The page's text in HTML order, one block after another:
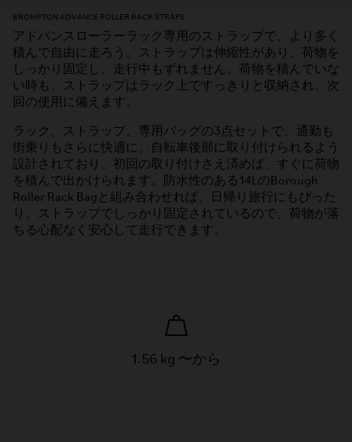
BROMPTON ADVANCE ROLLER RACK STRAPS
アドバンスローラーラック専用のストラップで、より多く
積んで自由に走ろう。ストラップは伸縮性があり、荷物を
しっかり固定し、走行中もずれません。荷物を積んでいな
い時も、ストラップはラック上ですっきりと収納され、次
回の使用に備えます。
ラック、ストラップ、専用バッグの3点セットで、通勤も
街乗りもさらに快適に。自転車後部に取り付けられるよう
設計されており、初回の取り付けさえ済めば、すぐに荷物
を積んで出かけられます。防水性のある14LのBorough
Roller Rack Bagと組み合わせれば、日帰り旅行にもぴった
り。ストラップでしっかり固定されているので、荷物が落
ちる心配なく安心して走行できます。
1.56 kg 〜から